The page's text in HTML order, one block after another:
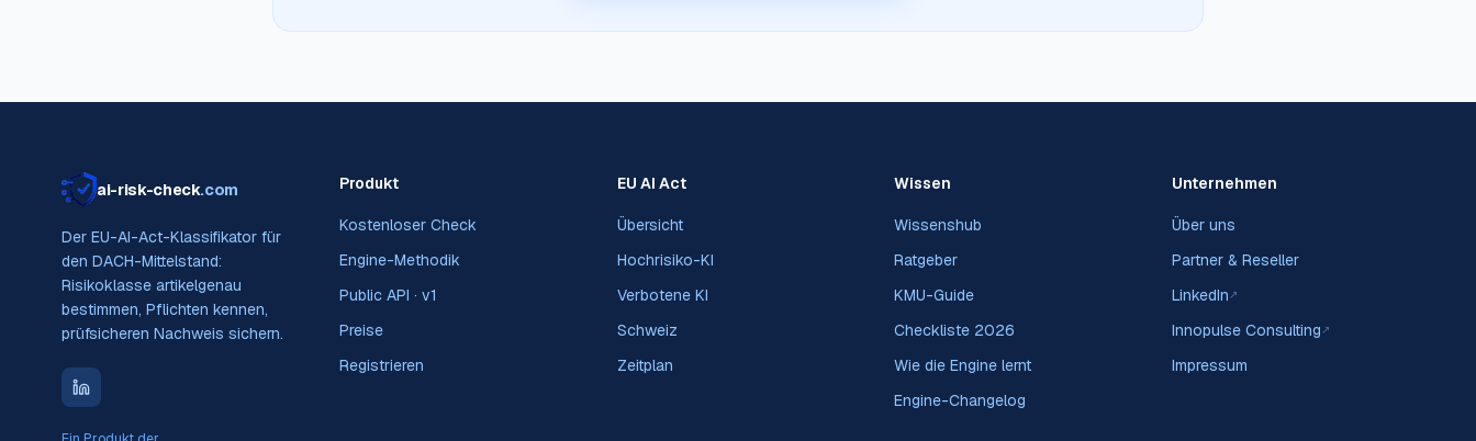
ai-risk-check.com
Der EU-AI-Act-Klassifikator für
den DACH-Mittelstand:
Risikoklasse artikelgenau
bestimmen, Pflichten kennen,
prüfsicheren Nachweis sichern.
Produkt
Kostenloser Check
Engine-Methodik
Public API · v1
Preise
Registrieren
EU AI Act
Übersicht
Hochrisiko-KI
Verbotene KI
Schweiz
Zeitplan
Wissen
Wissenshub
Ratgeber
KMU-Guide
Checkliste 2026
Wie die Engine lernt
Engine-Changelog
Unternehmen
Über uns
Partner & Reseller
LinkedIn ↗
Innopulse Consulting ↗
Impressum